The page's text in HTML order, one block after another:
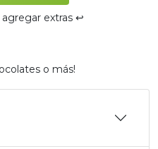
extras ↩️
o más!